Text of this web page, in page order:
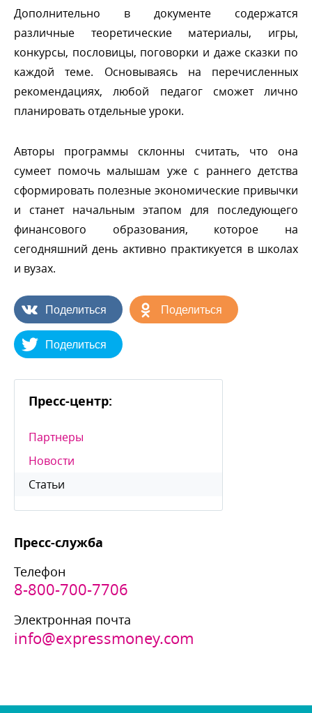
Дополнительно в документе содержатся
различные теоретические материалы, игры,
конкурсы, пословицы, поговорки и даже сказки по
каждой теме. Основываясь на перечисленных
рекомендациях, любой педагог сможет лично
планировать отдельные уроки.
Авторы программы склонны считать, что она
сумеет помочь малышам уже с раннего детства
сформировать полезные экономические привычки
и станет начальным этапом для последующего
финансового образования, которое на
сегодняшний день активно практикуется в школах
и вузах.
Поделиться Поделиться
Поделиться
Пресс-центр:
Партнеры
Новости
Статьи
Пресс-служба
Телефон
8-800-700-7706
Электронная почта
info@expressmoney.com